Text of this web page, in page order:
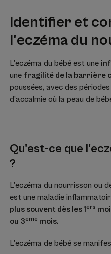
Identifier et
l'eczéma du
L’eczéma du bébé est une
une fragilité de la barrière
poussées, avec des
d’accalmie où la peau de
Qu'est-ce que
?
L’eczéma du nourrisson ou
est une maladie
plus souvent dès les 1ers
ou 3ème mois.
L’eczéma de bébé se